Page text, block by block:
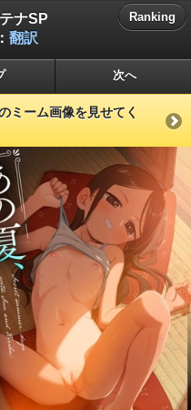
ナSP
翻訳
Ranking
次へ
ミーム画像を見せてく